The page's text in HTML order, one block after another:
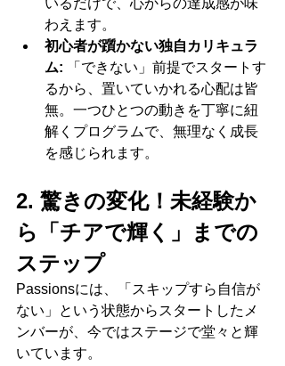
いるだけで、心からの達成感が味
わえます。
初心者が躓かない独自カリキュラ
ム: 「できない」前提でスタートす
るから、置いていかれる心配は皆
無。一つひとつの動きを丁寧に紐
解くプログラムで、無理なく成長
を感じられます。
2. 驚きの変化！未経験か
ら「チアで輝く」までの
ステップ
Passionsには、「スキップすら自信が
ない」という状態からスタートしたメ
ンバーが、今ではステージで堂々と輝
いています。